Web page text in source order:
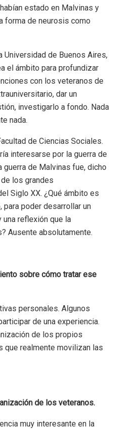
estado en Malvinas y
forma de neurosis como
Universidad de Buenos Aires,
el ámbito para profundizar
con los veteranos de
dar un
investigarlo a fondo. Nada
nada.
de Ciencias Sociales.
interesarse por la guerra de
guerra de Malvinas fue, dicho
los grandes
Siglo XX. ¿Qué ámbito es
para poder desarrollar un
una reflexión que la
Ausente absolutamente.
sobre cómo tratar ese
personales. Algunos
de una experiencia.
de los propios
que realmente movilizan las
de los veteranos.
muy interesante en la